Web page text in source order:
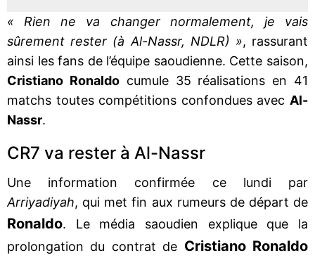
« Rien ne va changer normalement, je vais
sûrement rester (à Al-Nassr, NDLR) », rassurant
ainsi les fans de l’équipe saoudienne. Cette saison,
Cristiano Ronaldocumule 35 réalisations en 41
matchs toutes compétitions confondues avec Al-
Nassr.
CR7 va rester à Al-Nassr
Une information confirmée ce lundi par
Arriyadiyah, qui met fin aux rumeurs de départ de
Ronaldo. Le média saoudien explique que la
prolongation du contrat de Cristiano Ronaldo